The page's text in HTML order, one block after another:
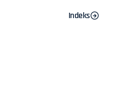
Indeks